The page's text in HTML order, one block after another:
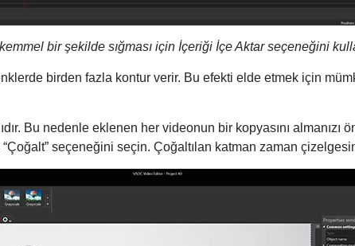
bir şekilde sığması için İçeriği İçe Aktar seçeneğini
birden fazla kontur verir. Bu efekti elde etmek için
Bu nedenle eklenen her videonun bir kopyasını almanızı
seçeneğini seçin. Çoğaltılan katman zaman